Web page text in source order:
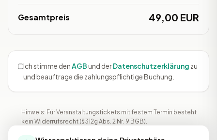
Gesamtpreis 49,00 EUR
Ich stimme denAGBund derDatenschutzerklärung zu
und beauftrage die zahlungspflichtige Buchung.
Hinweis: Für Veranstaltungstickets mit festem Termin besteht
kein Widerrufsrecht (§312g Abs. 2 Nr. 9 BGB).